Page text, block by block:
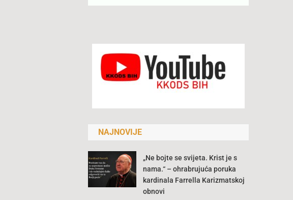
NAJNOVIJE
„Ne bojte se svijeta. Krist je s
nama.“ – ohrabrujuća poruka
kardinala Farrella Karizmatskoj
obnovi